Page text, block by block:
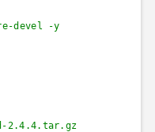
devel -y
2.4.4.tar.gz